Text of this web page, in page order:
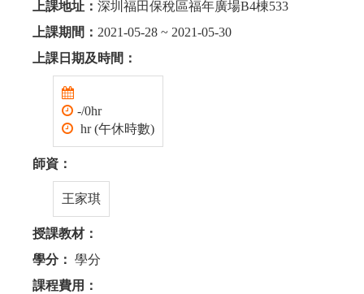
上課地址： 深圳福田保稅區福年廣場B4棟533
上課期間： 2021-05-28 ~ 2021-05-30
上課日期及時間：
-/0hr
hr (午休時數)
師資：
王家琪
授課教材：
學分： 學分
課程費用：